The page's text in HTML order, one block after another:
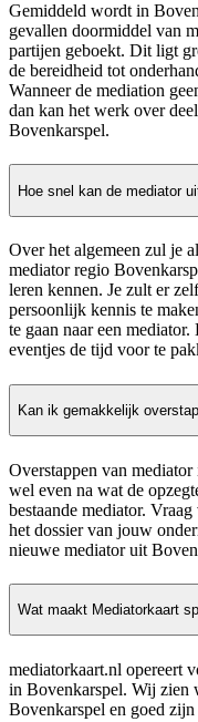
Gemiddeld wordt in
gevallen doormiddel van
partijen geboekt. Dit ligt
de bereidheid tot
Wanneer de mediation
dan kan het werk over
Bovenkarspel.
Hoe snel kan de mediator
Over het algemeen zul je
mediator regio
leren kennen. Je zult er
persoonlijk kennis te
te gaan naar een
eventjes de tijd voor te
Kan ik gemakkelijk
Overstappen van
wel even na wat de
bestaande mediator.
het dossier van jouw
nieuwe mediator uit
Wat maakt Mediatorkaart
mediatorkaart.nl opereert
in Bovenkarspel. Wij zien
Bovenkarspel en goed